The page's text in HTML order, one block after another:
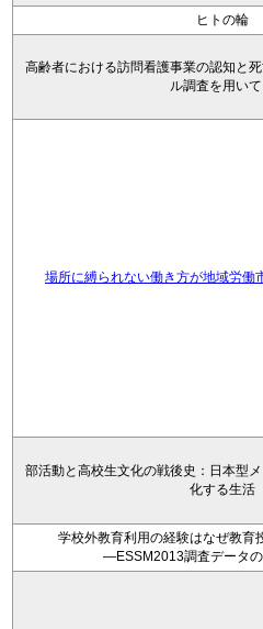
ヒトの輪
高齢者における訪問看護事業の認知と
ル調査を用い
場所に縛られない働き方が地域労働
部活動と高校生文化の戦後史：日本型
化する生活
学校外教育利用の経験はなぜ教育
―ESSM2013調査データ